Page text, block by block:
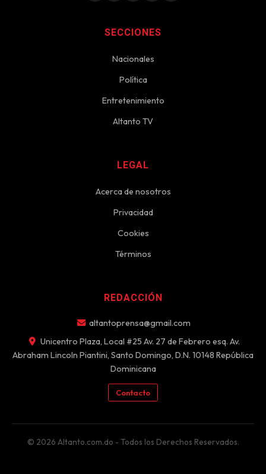
SECCIONES
Nacionales
Política
Entretenimiento
Altanto TV
LEGAL
Acerca de nosotros
Privacidad
Cookies
Términos
REDACCIÓN
altantoprensa@gmail.com
Unicentro Plaza, Local #25 Av. 27 de Febrero esq. Av.
Abraham Lincoln Piantini, Santo Domingo, D.N. 10148 República
Dominicana
Contacto
© 2026 Altanto.com.do - Todos los Derechos Reservados.